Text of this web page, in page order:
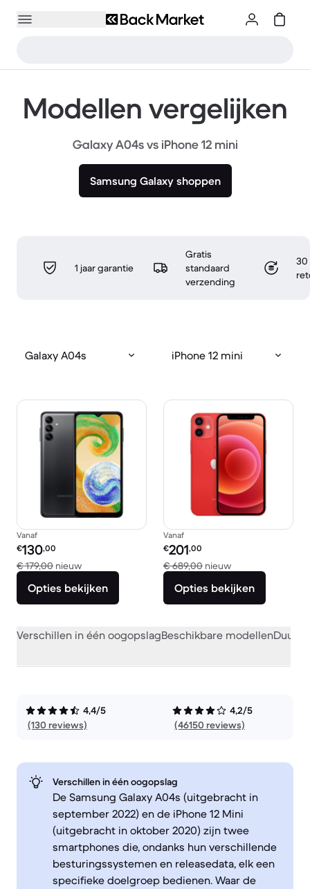
Modellen vergelijken
Galaxy A04s vs iPhone 12 mini
Samsung Galaxy shoppen
1 jaar garantie
Gratis
standaard
verzending
30
Galaxy A04s iPhone 12 mini
Vanaf
Refurbished prijs:
€130,00
€ 179,00 nieuwVergeleken met € 179,00 nieuw
Opties bekijken
Vanaf
Refurbished prijs:
€201,00
€ 689,00 nieuwVergeleken met
Opties bekijken
Verschillen in één oogopslagBeschikbare modellen
4,4/5
(130 reviews)
4,2/5
(46150 reviews)
Verschillen in één oogopslag
De Samsung Galaxy A04s (uitgebracht in
september 2022) en de iPhone 12 Mini
(uitgebracht in oktober 2020) zijn twee
smartphones die, ondanks hun verschillende
besturingssystemen en releasedata, elk een
specifieke doelgroep bedienen. Waar de